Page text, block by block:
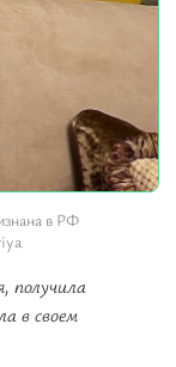
в РФ
получила
в своем